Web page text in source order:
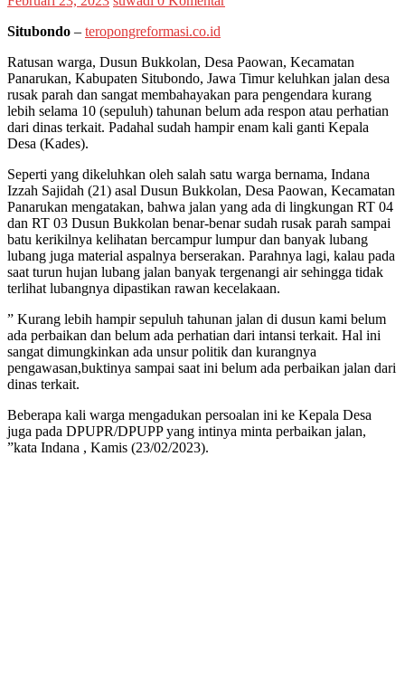
Situbondo – teropongreformasi.co.id
Ratusan warga, Dusun Bukkolan, Desa Paowan, Kecamatan
Panarukan, Kabupaten Situbondo, Jawa Timur keluhkan jalan desa
rusak parah dan sangat membahayakan para pengendara kurang
lebih selama 10 (sepuluh) tahunan belum ada respon atau perhatian
dari dinas terkait. Padahal sudah hampir enam kali ganti Kepala
Desa (Kades).
Seperti yang dikeluhkan oleh salah satu warga bernama, Indana
Izzah Sajidah (21) asal Dusun Bukkolan, Desa Paowan, Kecamatan
Panarukan mengatakan, bahwa jalan yang ada di lingkungan RT 04
dan RT 03 Dusun Bukkolan benar-benar sudah rusak parah sampai
batu kerikilnya kelihatan bercampur lumpur dan banyak lubang
lubang juga material aspalnya berserakan. Parahnya lagi, kalau pada
saat turun hujan lubang jalan banyak tergenangi air sehingga tidak
terlihat lubangnya dipastikan rawan kecelakaan.
” Kurang lebih hampir sepuluh tahunan jalan di dusun kami belum
ada perbaikan dan belum ada perhatian dari intansi terkait. Hal ini
sangat dimungkinkan ada unsur politik dan kurangnya
pengawasan,buktinya sampai saat ini belum ada perbaikan jalan dari
dinas terkait.
Beberapa kali warga mengadukan persoalan ini ke Kepala Desa
juga pada DPUPR/DPUPP yang intinya minta perbaikan jalan,
”kata Indana , Kamis (23/02/2023).